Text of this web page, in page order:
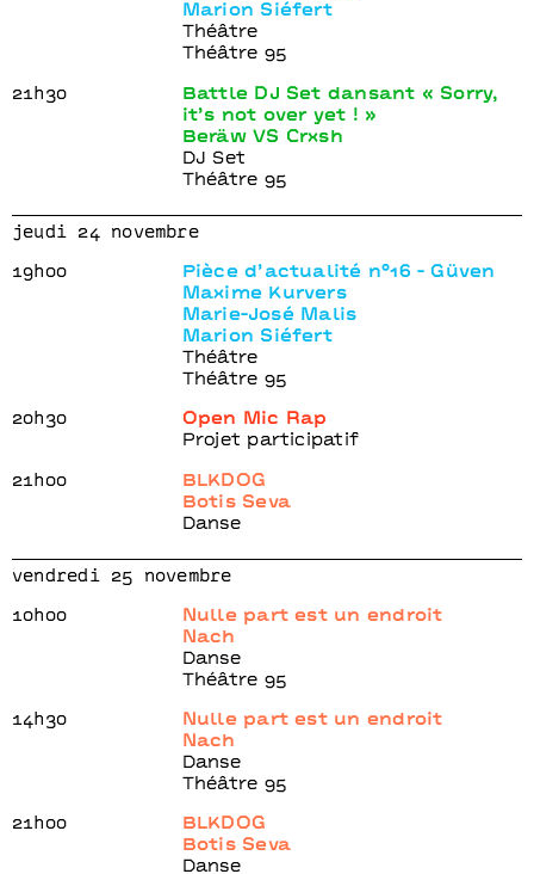
Marion Siéfert
Théâtre
Théâtre 95
21h30
Battle DJ Set dansant « Sorry,
it’s not over yet ! »
Beräw VS Crxsh
DJ Set
Théâtre 95
jeudi 24 novembre
19h00
Pièce d’actualité n°16 - Güven
Maxime Kurvers
Marie-José Malis
Marion Siéfert
Théâtre
Théâtre 95
20h30
Open Mic Rap
Projet participatif
21h00
BLKDOG
Botis Seva
Danse
vendredi 25 novembre
10h00
Nulle part est un endroit
Nach
Danse
Théâtre 95
14h30
Nulle part est un endroit
Nach
Danse
Théâtre 95
21h00
BLKDOG
Botis Seva
Danse